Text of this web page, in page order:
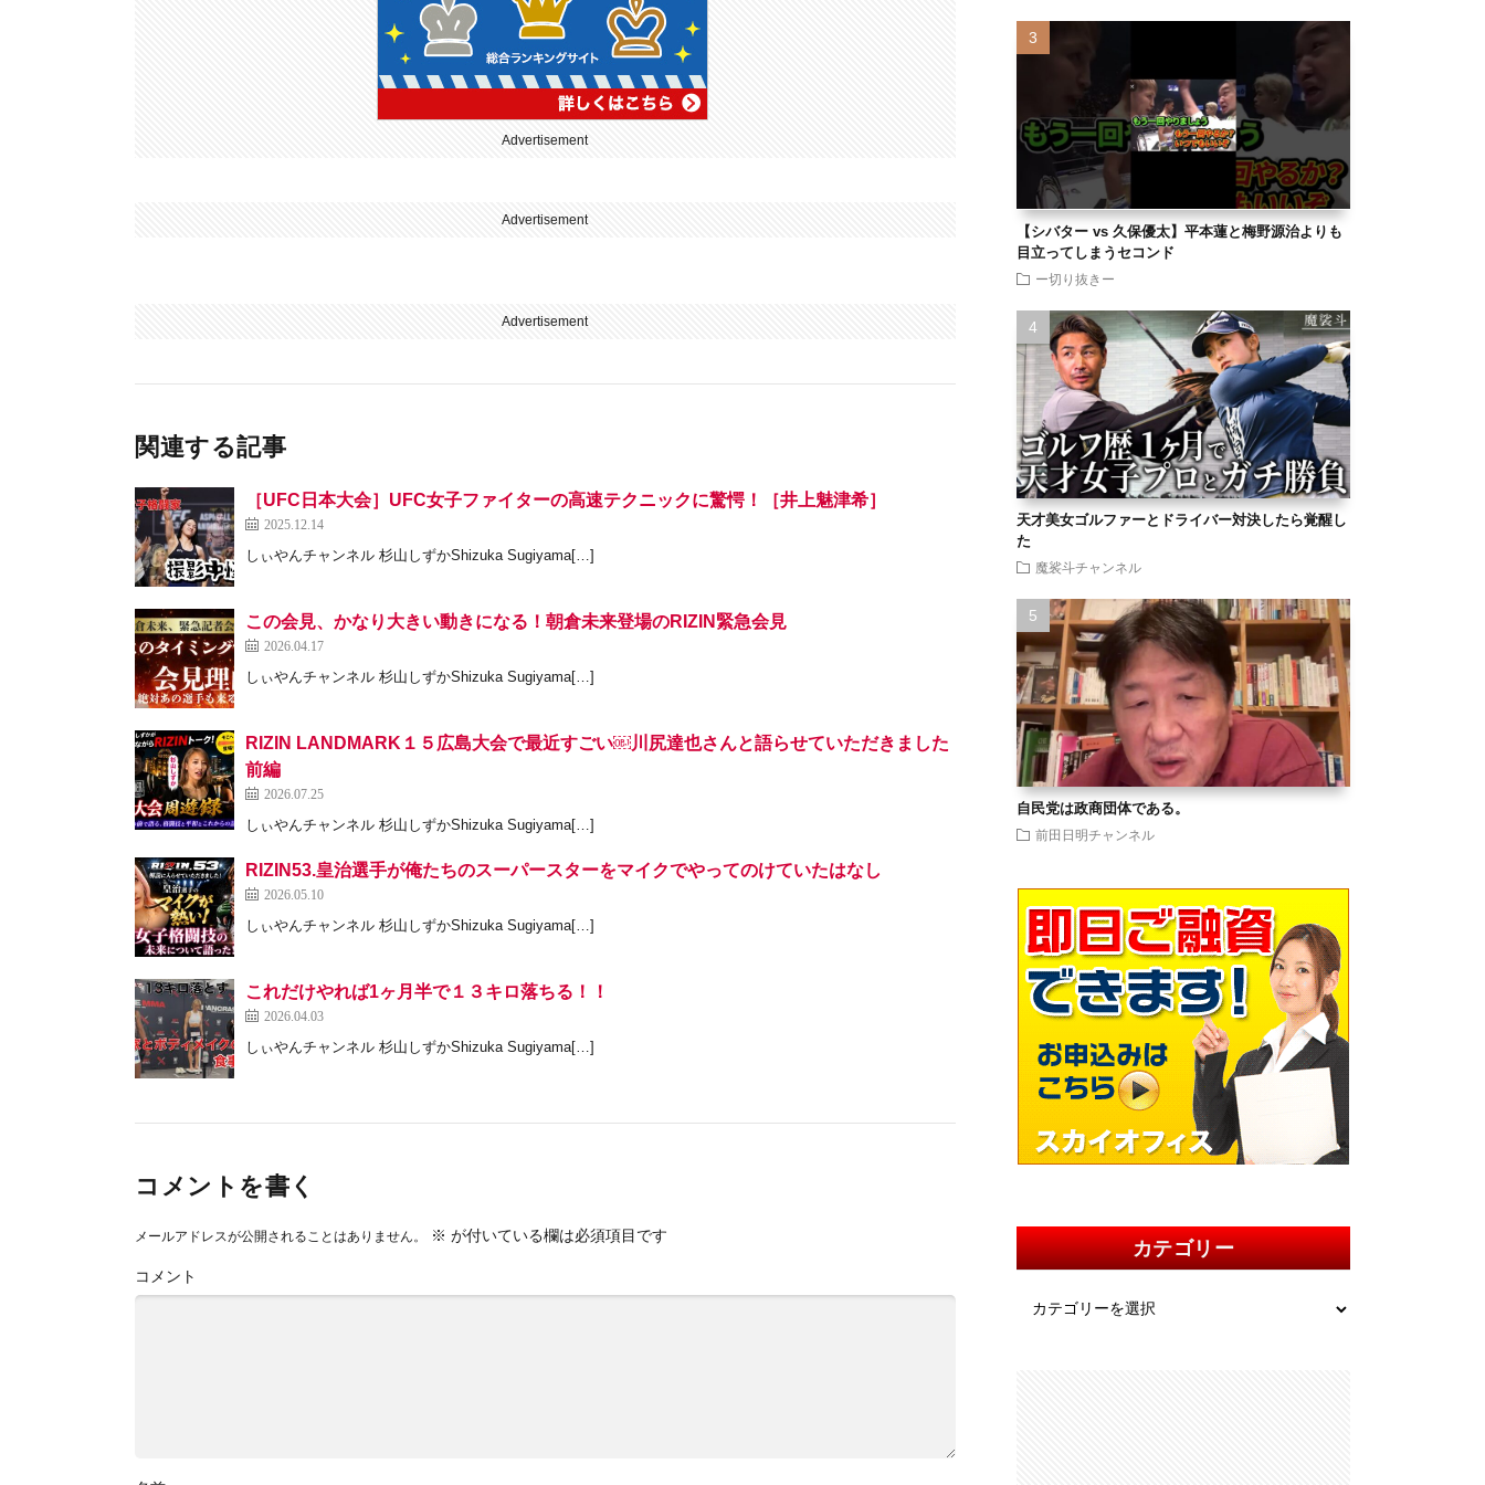
Advertisement
Advertisement
Advertisement
関連する記事
［UFC日本大会］UFC女子ファイターの高速テクニックに驚愕！［井上魅津希］
2025.12.14
しぃやんチャンネル 杉山しずかShizuka Sugiyama[…]
この会見、かなり大きい動きになる！朝倉未来登場のRIZIN緊急会見
2026.04.17
しぃやんチャンネル 杉山しずかShizuka Sugiyama[…]
RIZIN LANDMARK１５広島大会で最近すごい￼川尻達也さんと語らせていただきました
前編
2026.07.25
しぃやんチャンネル 杉山しずかShizuka Sugiyama[…]
RIZIN53.皇治選手が俺たちのスーパースターをマイクでやってのけていたはなし
2026.05.10
しぃやんチャンネル 杉山しずかShizuka Sugiyama[…]
これだけやれば1ヶ月半で１３キロ落ちる！！
2026.04.03
しぃやんチャンネル 杉山しずかShizuka Sugiyama[…]
コメントを書く
メールアドレスが公開されることはありません。 ※ が付いている欄は必須項目です
コメント
【シバター vs 久保優太】平本蓮と梅野源治よりも
目立ってしまうセコンド
ー切り抜きー
天才美女ゴルファーとドライバー対決したら覚醒し
た
魔裟斗チャンネル
自民党は政商団体である。
前田日明チャンネル
カテゴリー